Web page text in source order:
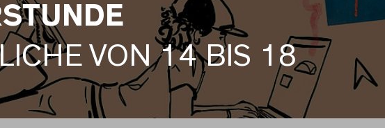
VON 14 BIS 18